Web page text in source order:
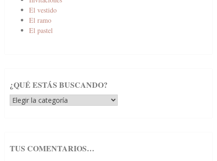
El vestido
El ramo
El pastel
¿QUÉ ESTÁS BUSCANDO?
¿Qué
TUS COMENTARIOS…